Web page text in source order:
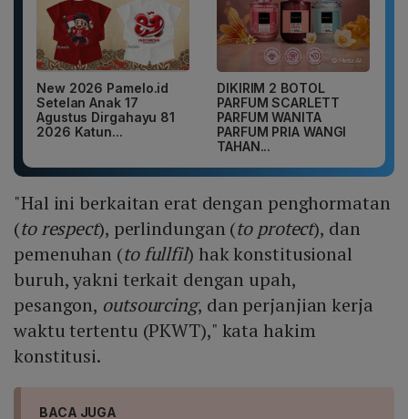
New 2026 Pamelo.id
Setelan Anak 17
Agustus Dirgahayu 81
2026 Katun...
DIKIRIM 2 BOTOL
PARFUM SCARLETT
PARFUM WANITA
PARFUM PRIA WANGI
TAHAN...
"Hal ini berkaitan erat dengan penghormatan
(to respect), perlindungan (to protect), dan
pemenuhan (to fullfil) hak konstitusional
buruh, yakni terkait dengan upah,
pesangon, outsourcing, dan perjanjian kerja
waktu tertentu (PKWT)," kata hakim
konstitusi.
BACA JUGA